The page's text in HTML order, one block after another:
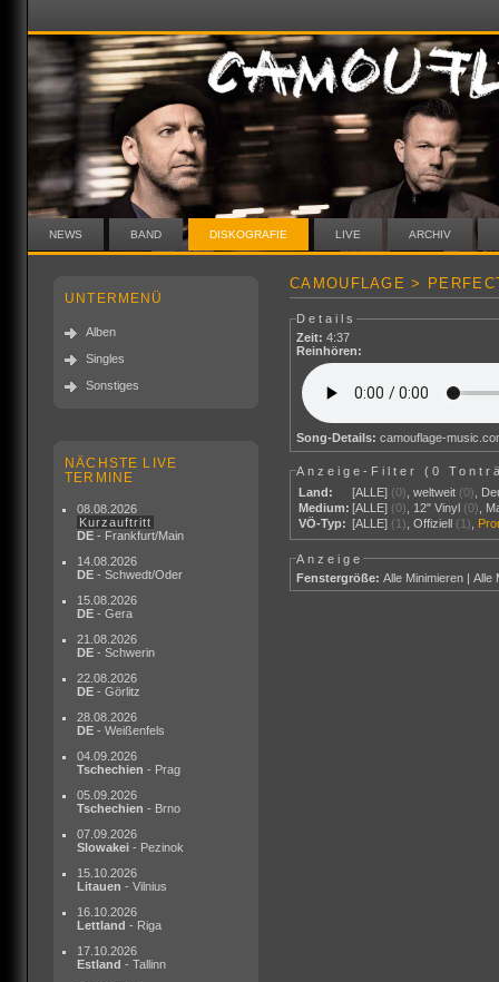
NEWS BAND DISKOGRAFIE LIVE ARCHIV
UNTERMENÜ
Alben
Singles
Sonstiges
NÄCHSTE LIVE
TERMINE
08.08.2026
Kurzauftritt
DE - Frankfurt/Main
14.08.2026
DE - Schwedt/Oder
15.08.2026
DE - Gera
21.08.2026
DE - Schwerin
22.08.2026
DE - Görlitz
28.08.2026
DE - Weißenfels
04.09.2026
Tschechien - Prag
05.09.2026
Tschechien - Brno
07.09.2026
Slowakei - Pezinok
15.10.2026
Litauen - Vilnius
16.10.2026
Lettland - Riga
17.10.2026
Estland - Tallinn
CAMOUFLAGE >
Details
Zeit: 4:37
Reinhören:
Song-Details: camouflage-
Anzeige-Filter (0
Land:
[ALLE] (0) ,weltweit (0)
Medium: [ALLE] (0) 12" Vinyl (0)
VÖ-Typ: [ALLE] (1) ,Offiziell (1)
Anzeige
Fenstergröße: Alle Minimieren |Alle